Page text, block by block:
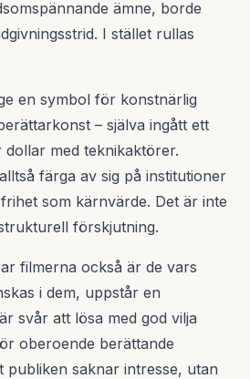
ämne, borde
I stället rullas
en symbol för konstnärlig
– själva ingått ett
med teknikaktörer.
färga av sig på institutioner
som kärnvärde. Det är inte
förskjutning.
filmerna också är de vars
i dem, uppstår en
svår att lösa med god vilja
oberoende berättande
publiken saknar intresse, utan